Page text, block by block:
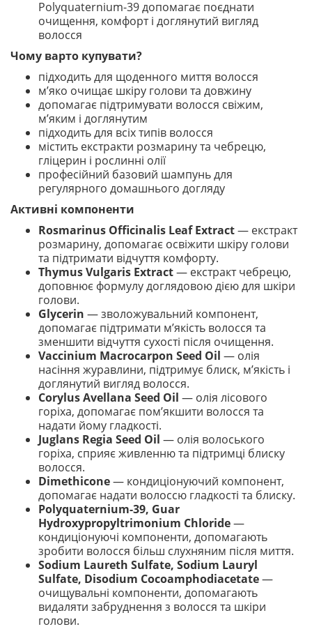
Polyquaternium-39 допомагає поєднати
очищення, комфорт і доглянутий вигляд
волосся
Чому варто купувати?
підходить для щоденного миття волосся
м’яко очищає шкіру голови та довжину
допомагає підтримувати волосся свіжим,
м’яким і доглянутим
підходить для всіх типів волосся
містить екстракти розмарину та чебрецю,
гліцерин і рослинні олії
професійний базовий шампунь для
регулярного домашнього догляду
Активні компоненти
Rosmarinus Officinalis Leaf Extract— екстракт
розмарину, допомагає освіжити шкіру голови
та підтримати відчуття комфорту.
Thymus Vulgaris Extract— екстракт чебрецю,
доповнює формулу доглядовою дією для шкіри
голови.
Glycerin — зволожувальний компонент,
допомагає підтримати м’якість волосся та
зменшити відчуття сухості після очищення.
Vaccinium Macrocarpon Seed Oil — олія
насіння журавлини, підтримує блиск, м’якість і
доглянутий вигляд волосся.
Corylus Avellana Seed Oil — олія лісового
горіха, допомагає пом’якшити волосся та
надати йому гладкості.
Juglans Regia Seed Oil — олія волоського
горіха, сприяє живленню та підтримці блиску
волосся.
Dimethicone— кондиціонуючий компонент,
допомагає надати волоссю гладкості та блиску.
Polyquaternium-39, Guar
Hydroxypropyltrimonium Chloride—
кондиціонуючі компоненти, допомагають
зробити волосся більш слухняним після миття.
Sodium Laureth Sulfate, Sodium Lauryl
Sulfate, Disodium Cocoamphodiacetate—
очищувальні компоненти, допомагають
видаляти забруднення з волосся та шкіри
голови.